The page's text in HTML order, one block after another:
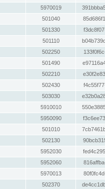
5970019
501040
501330
501110
502250
501490
502210
502430
503030
5910010
5950090
501010
502130
5952030
5952060
5970013
502370